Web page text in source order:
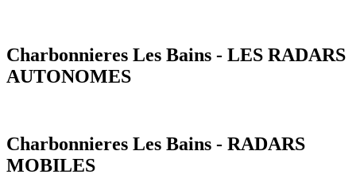
Charbonnieres Les Bains - LES RADARS
AUTONOMES
Charbonnieres Les Bains - RADARS
MOBILES